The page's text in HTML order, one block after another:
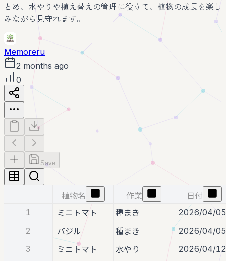
とめ、水やりや植え替えの管理に役立て、植物の成長を楽し
みながら見守れます。
Memoreru
2 months ago
0
Save
植物名 作業
日付
1
ミニトマト 種まき
2026/04/05
2
バジル 種まき
2026/04/05
3
ミニトマト 水やり 2026/04/12